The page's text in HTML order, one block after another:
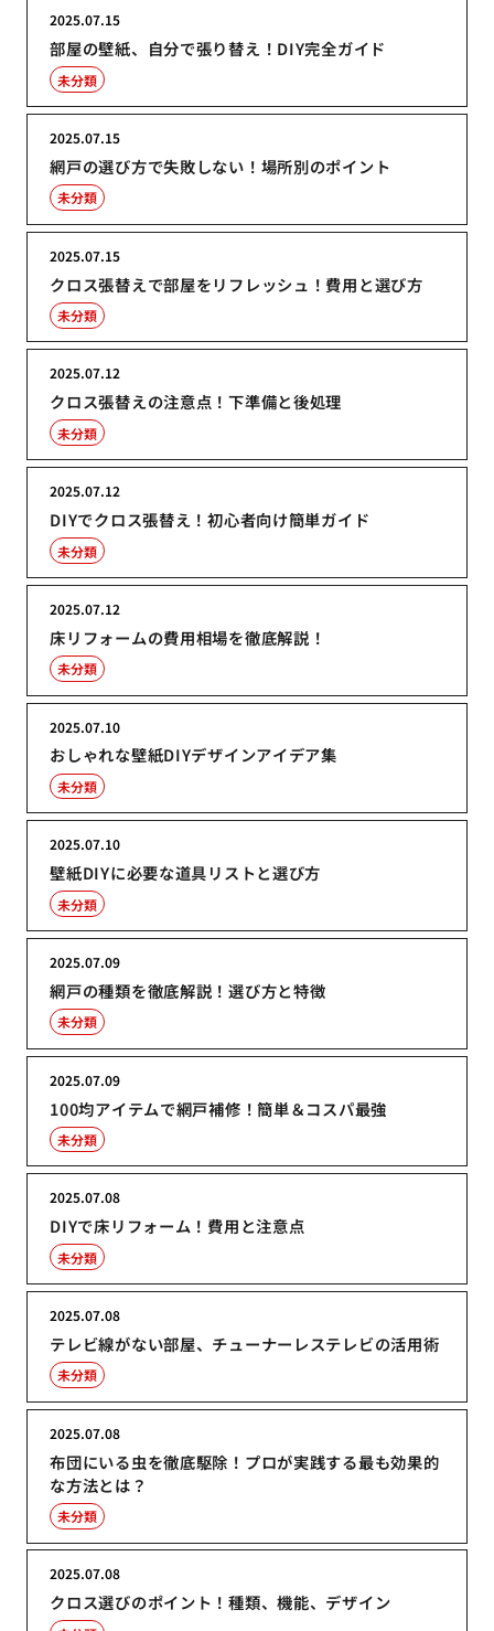
部屋の壁紙、自分で張り替え！DIY完全ガイド
2025.07.15
未分類
網戸の選び方で失敗しない！場所別のポイント
2025.07.15
未分類
クロス張替えで部屋をリフレッシュ！費用と選び方
2025.07.15
未分類
クロス張替えの注意点！下準備と後処理
2025.07.12
未分類
DIYでクロス張替え！初心者向け簡単ガイド
2025.07.12
未分類
床リフォームの費用相場を徹底解説！
2025.07.12
未分類
おしゃれな壁紙DIYデザインアイデア集
2025.07.10
未分類
壁紙DIYに必要な道具リストと選び方
2025.07.10
未分類
網戸の種類を徹底解説！選び方と特徴
2025.07.09
未分類
100均アイテムで網戸補修！簡単＆コスパ最強
2025.07.09
未分類
DIYで床リフォーム！費用と注意点
2025.07.08
未分類
テレビ線がない部屋、チューナーレステレビの活用術
2025.07.08
未分類
布団にいる虫を徹底駆除！プロが実践する最も効果的
な方法とは？
2025.07.08
未分類
クロス選びのポイント！種類、機能、デザイン
2025.07.08